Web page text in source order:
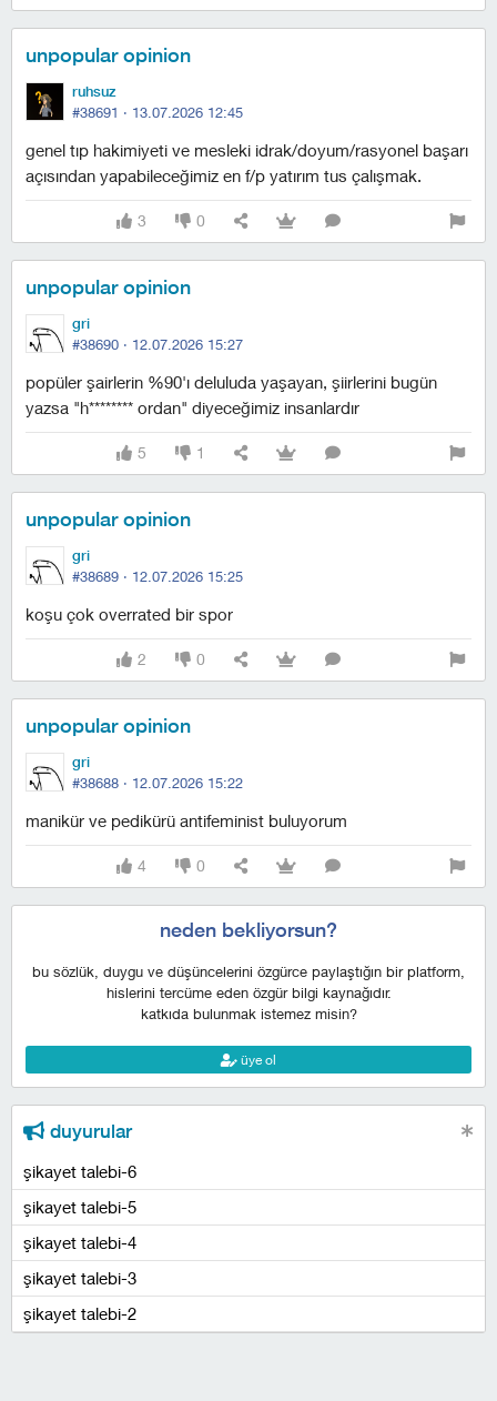
unpopular opinion
ruhsuz
#38691 · 13.07.2026 12:45
genel tıp hakimiyeti ve mesleki idrak/doyum/rasyonel başarı
açısından yapabileceğimiz en f/p yatırım tus çalışmak.
3 0
unpopular opinion
gri
#38690 · 12.07.2026 15:27
popüler şairlerin %90'ı deluluda yaşayan, şiirlerini bugün
yazsa "h******** ordan" diyeceğimiz insanlardır
5 1
unpopular opinion
gri
#38689 · 12.07.2026 15:25
koşu çok overrated bir spor
2 0
unpopular opinion
gri
#38688 · 12.07.2026 15:22
manikür ve pedikürü antifeminist buluyorum
4 0
neden bekliyorsun?
bu sözlük, duygu ve düşüncelerini özgürce paylaştığın bir platform,
hislerini tercüme eden özgür bilgi kaynağıdır.
katkıda bulunmak istemez misin?
üye ol
duyurular
şikayet talebi-6
şikayet talebi-5
şikayet talebi-4
şikayet talebi-3
şikayet talebi-2